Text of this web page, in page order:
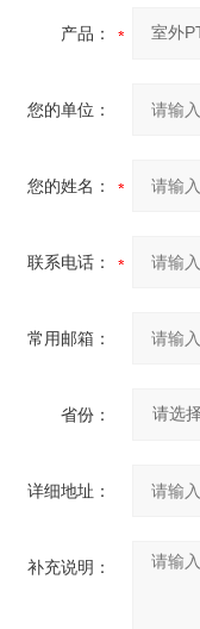
产品：
您的单位：
您的姓名：
联系电话：
常用邮箱：
省份：
详细地址：
补充说明：